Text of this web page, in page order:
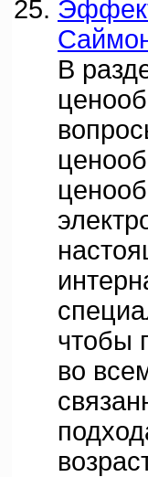
В
чтобы
во